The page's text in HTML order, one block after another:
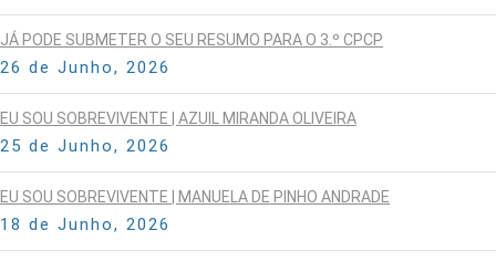
JÁ PODE SUBMETER O SEU RESUMO PARA O 3.º CPCP
26 de Junho, 2026
EU SOU SOBREVIVENTE | AZUIL MIRANDA OLIVEIRA
25 de Junho, 2026
EU SOU SOBREVIVENTE | MANUELA DE PINHO ANDRADE
18 de Junho, 2026